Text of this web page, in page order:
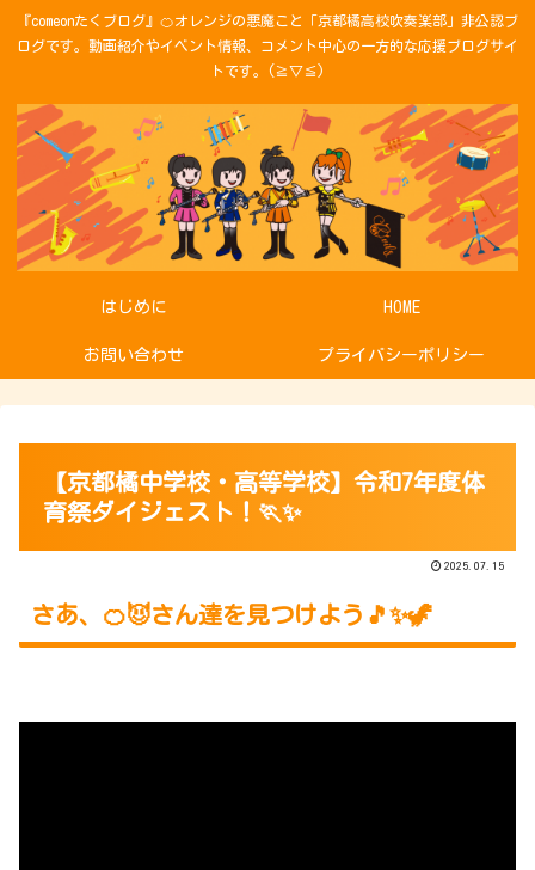
『comeonたくブログ』🍊オレンジの悪魔こと「京都橘高校吹奏楽部」非公認ブ
ログです。動画紹介やイベント情報、コメント中心の一方的な応援ブログサイ
トです。(≧▽≦)
はじめに HOME
お問い合わせ プライバシーポリシー
【京都橘中学校・高等学校】令和7年度体
育祭ダイジェスト！🏃✨
2025.07.15
さあ、🍊😈さん達を見つけよう🎵✨🦖